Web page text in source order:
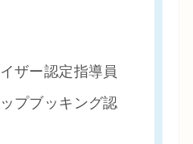
ザー認定指導員
プブッキング認